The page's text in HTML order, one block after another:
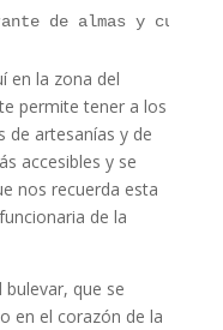
de almas y cultura
en la zona del
permite tener a los
de artesanías y de
accesibles y se
nos recuerda esta
de la
que se
en el corazón de la